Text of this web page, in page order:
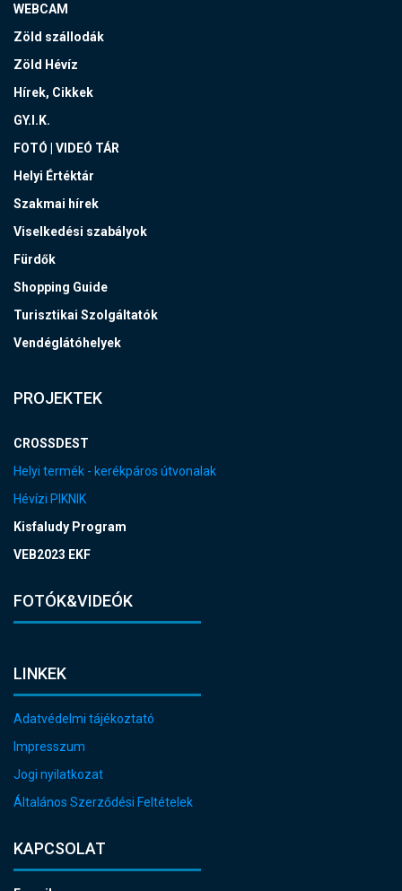
WEBCAM
Zöld szállodák
Zöld Hévíz
Hírek, Cikkek
GY.I.K.
FOTÓ | VIDEÓ TÁR
Helyi Értéktár
Szakmai hírek
Viselkedési szabályok
Fürdők
Shopping Guide
Turisztikai Szolgáltatók
Vendéglátóhelyek
PROJEKTEK
CROSSDEST
Helyi termék - kerékpáros útvonalak
Hévízi PIKNIK
Kisfaludy Program
VEB2023 EKF
FOTÓK&VIDEÓK
LINKEK
Adatvédelmi tájékoztató
Impresszum
Jogi nyilatkozat
Általános Szerződési Feltételek
KAPCSOLAT